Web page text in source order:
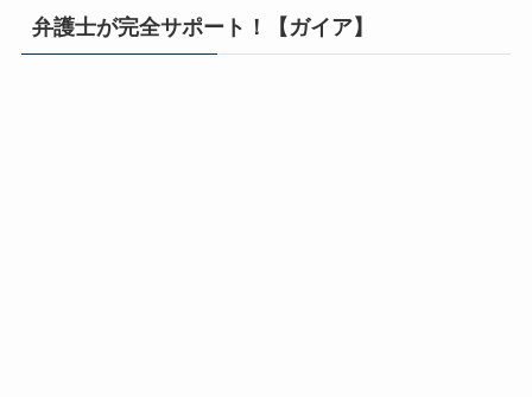
弁護士が完全サポート！【ガイア】